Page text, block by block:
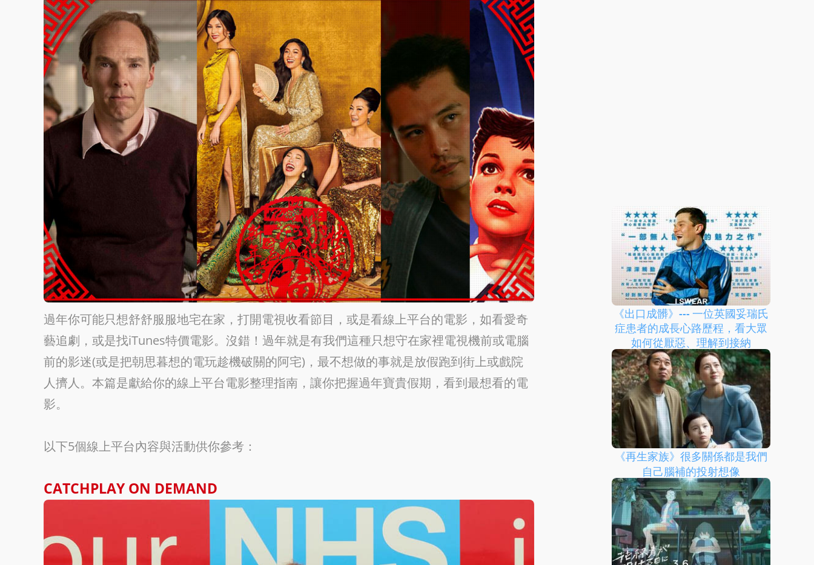
過年你可能只想舒舒服服地宅在家，打開電視收看節目，或是看線上平台的電影，如看愛奇
藝追劇，或是找iTunes特價電影。沒錯！過年就是有我們這種只想守在家裡電視機前或電腦
前的影迷(或是把朝思暮想的電玩趁機破關的阿宅)，最不想做的事就是放假跑到街上或戲院
人擠人。本篇是獻給你的線上平台電影整理指南，讓你把握過年寶貴假期，看到最想看的電
影。
以下5個線上平台內容與活動供你參考：
CATCHPLAY ON DEMAND
《出口成髒》--- 一位英國妥瑞氏
症患者的成長心路歷程，看大眾
如何從厭惡、理解到接納
《再生家族》很多關係都是我們
自己腦補的投射想像